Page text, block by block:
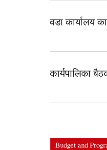
वडा कार्यालय
कार्यपालिका
Budget and